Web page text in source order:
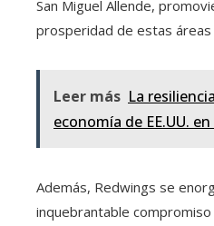
San Miguel Allende,
prosperidad de estas áreas
Leer más La
economía de EE.UU.
Además, Redwings se
inquebrantable